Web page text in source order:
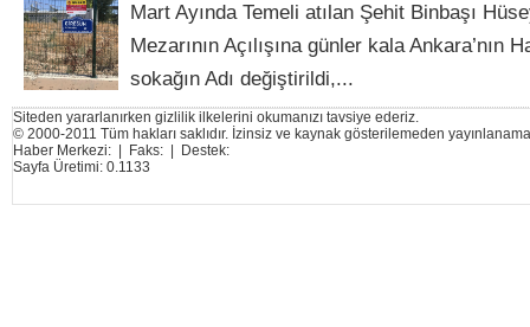
Mart Ayında Temeli atılan Şehit Binbaşı
Mezarının Açılışına günler kala Ankara’nın
sokağın Adı değiştirildi,...
Siteden yararlanırken gizlilik ilkelerini okumanızı tavsiye ederiz.
© 2000-2011 Tüm hakları saklıdır. İzinsiz ve kaynak gösterilemeden
Haber Merkezi: | Faks: | Destek:
Sayfa Üretimi: 0.1133